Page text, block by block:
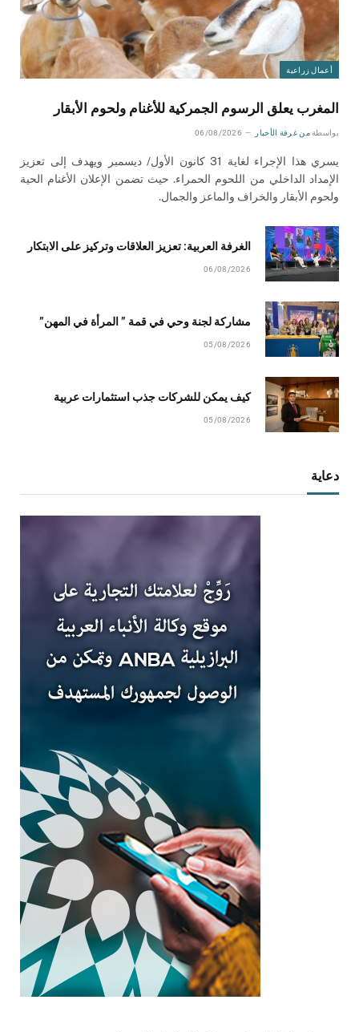
أعمال زراعية
المغرب يعلق الرسوم الجمركية للأغنام ولحوم الأبقار
بواسطة من غرفة الأخبار 06/08/2026
يسري هذا الإجراء لغاية 31 كانون الأول/ ديسمبر ويهدف إلى تعزيز
الإمداد الداخلي من اللحوم الحمراء. حيث تضمن الإعلان الأغنام الحية
ولحوم الأبقار والخراف والماعز والجمال.
الغرفة العربية: تعزيز العلاقات وتركيز على الابتكار
06/08/2026
مشاركة لجنة وحي في قمة ” المرأة في المهن”
05/08/2026
كيف يمكن للشركات جذب استثمارات عربية
05/08/2026
دعاية